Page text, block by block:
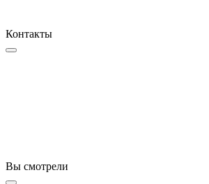
Контакты
Вы смотрели